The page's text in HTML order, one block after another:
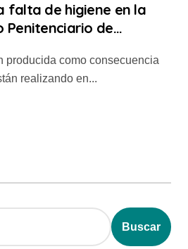
falta de higiene en la
Penitenciario de
realizando en...
Buscar